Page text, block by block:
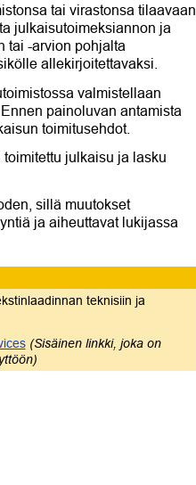
tai virastonsa tilaavaan
julkaisutoimeksiannon ja
tai -arvion pohjalta
allekirjoitettavaksi.
valmistellaan
painoluvan antamista
toimitusehdot.
julkaisu ja lasku
sillä muutokset
ja aiheuttavat lukijassa
teknisiin ja
(Sisäinen linkki, joka on